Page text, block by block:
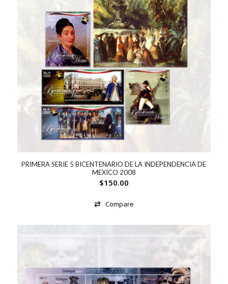
PRIMERA SERIE 5 BICENTENARIO DE LA INDEPENDENCIA DE
MEXICO 2008
$150.00
Compare